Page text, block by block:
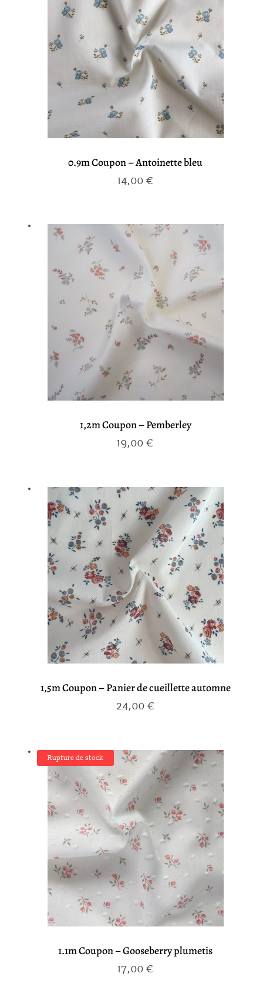
0.9m Coupon – Antoinette bleu
14,00 €
1,2m Coupon – Pemberley
19,00€
1,5m Coupon – Panier de cueillette automne
24,00 €
Rupture de stock
1.1m Coupon – Gooseberry plumetis
17,00 €